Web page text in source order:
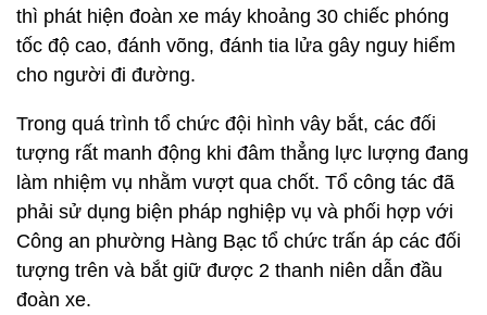
thì phát hiện đoàn xe máy khoảng 30 chiếc phóng
tốc độ cao, đánh võng, đánh tia lửa gây nguy hiểm
cho người đi đường.
Trong quá trình tổ chức đội hình vây bắt, các đối
tượng rất manh động khi đâm thẳng lực lượng đang
làm nhiệm vụ nhằm vượt qua chốt. Tổ công tác đã
phải sử dụng biện pháp nghiệp vụ và phối hợp với
Công an phường Hàng Bạc tổ chức trấn áp các đối
tượng trên và bắt giữ được 2 thanh niên dẫn đầu
đoàn xe.